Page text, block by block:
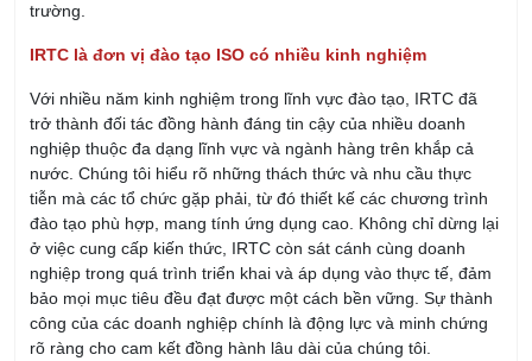
KHÓA HỌC SẮP KHAI GIẢNG
Khóa Học Quản Lý Kho Chuyên Nghiệp
08/08/2026
Khóa Học Tổ Trưởng Sản Xuất Chuyên Nghiệp
09/08/2026
Khóa Học QA/QC - Đảm Bảo & Kiểm Soát Chất
Lượng
09/08/2026
KHÓA HỌC CHUYÊN VIÊN ISO
09/08/2026